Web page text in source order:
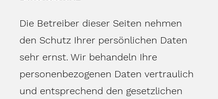
Die Betreiber dieser Seiten nehmen
den Schutz Ihrer persönlichen Daten
sehr ernst. Wir behandeln Ihre
personenbezogenen Daten vertraulich
und entsprechend den gesetzlichen